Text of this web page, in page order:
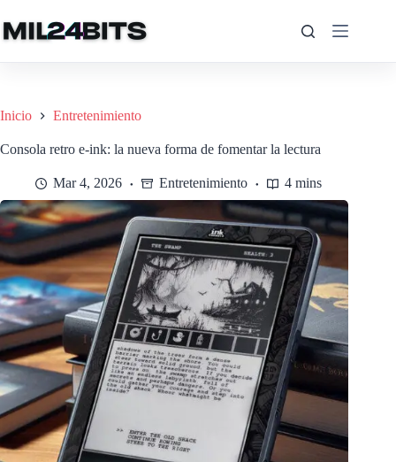
al
contenido
Inicio Entretenimiento
Consola retro e-ink: la nueva forma de fomentar la lectura
Mar 4, 2026 Entretenimiento 4 mins